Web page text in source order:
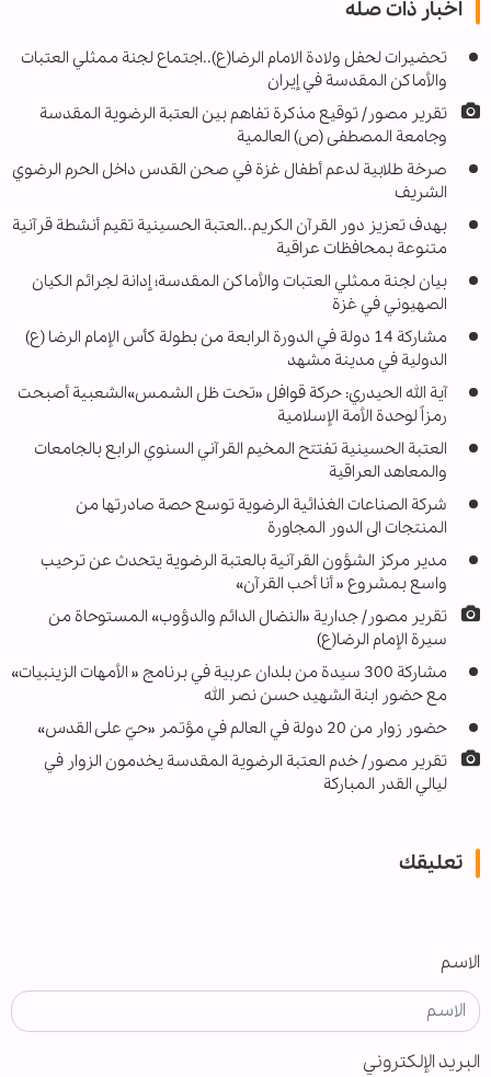
اخبار ذات صله
تحضيرات لحفل ولادة الامام الرضا(ع)..اجتماع لجنة ممثلي العتبات
والأماكن المقدسة في إيران
تقرير مصور/ توقيع مذكرة تفاهم بين العتبة الرضوية المقدسة
وجامعة المصطفى (ص) العالمیة
صرخة طلابية لدعم أطفال غزة في صحن القدس داخل الحرم الرضوي
الشریف
بهدف تعزيز دور القرآن الكريم..العتبة الحسينية تقيم أنشطة قرآنية
متنوعة بمحافظات عراقية
بيان لجنة ممثلي العتبات والأماكن المقدسة؛ إدانة لجرائم الكيان
الصهيوني في غزة
مشارکة 14 دولة في الدورة الرابعة من بطولة كأس الإمام الرضا (ع)
الدولية في مدینة مشهد
آية الله الحيدري: حركة قوافل «تحت ظل الشمس»الشعبیة أصبحت
رمزاً لوحدة الأمة الإسلامية
العتبة الحسينية تفتتح المخيم القرآني السنوي الرابع بالجامعات
والمعاهد العراقية
شركة الصناعات الغذائیة الرضوية توسع حصة صادرتها من
المنتجات الى الدور المجاورة
مدير مركز الشؤون القرآنیة بالعتبة الرضویة يتحدث عن ترحيب
واسع بمشروع « أنا أحب القرآن»
تقرير مصور/ جدارية «النضال الدائم والدؤوب» المستوحاة من
سيرة الإمام الرضا(ع)
مشاركة 300 سيدة من بلدان عربية في برنامج « الأمهات الزينبيات»
مع حضور ابنة الشهيد حسن نصر الله
حضور زوار من 20 دولة في العالم في مؤتمر «حيّ علی القدس»
تقرير مصور/ خدم العتبة الرضوية المقدسة يخدمون الزوار في
ليالي القدر المباركة
تعليقك
الاسم
البريد الإلكتروني